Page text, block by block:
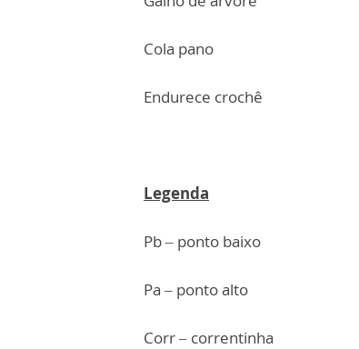
Cola pano
Endurece crochê
Legenda
Pb – ponto baixo
Pa – ponto alto
Corr – correntinha